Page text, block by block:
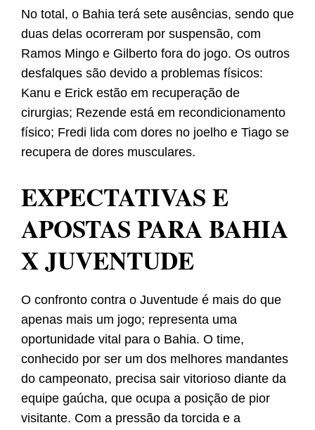
No total, o Bahia terá sete ausências, sendo que
duas delas ocorreram por suspensão, com
Ramos Mingo e Gilberto fora do jogo. Os outros
desfalques são devido a problemas físicos:
Kanu e Erick estão em recuperação de
cirurgias; Rezende está em recondicionamento
físico; Fredi lida com dores no joelho e Tiago se
recupera de dores musculares.
EXPECTATIVAS E
APOSTAS PARA BAHIA
X JUVENTUDE
O confronto contra o Juventude é mais do que
apenas mais um jogo; representa uma
oportunidade vital para o Bahia. O time,
conhecido por ser um dos melhores mandantes
do campeonato, precisa sair vitorioso diante da
equipe gaúcha, que ocupa a posição de pior
visitante. Com a pressão da torcida e a